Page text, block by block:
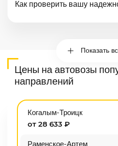
Как проверить вашу
Показать
Цены на автовозы
направлений
Когалым-Троицк
от 28 633 ₽
Раменское-Артем